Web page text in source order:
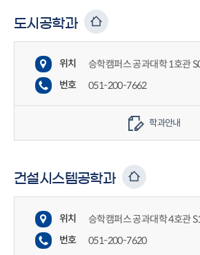
도시공학과
위치
승학캠퍼스 공과대학 1호관
번호
051-200-7662
학과안내
건설시스템공학과
위치
승학캠퍼스 공과대학 4호관
번호
051-200-7620